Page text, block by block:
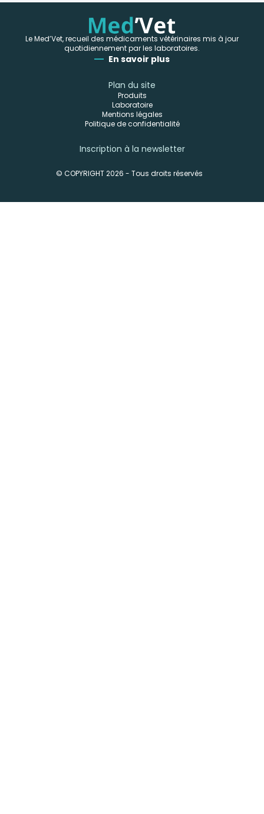
Le Med’Vet, recueil des médicaments vétérinaires mis à jour
quotidiennement par les laboratoires.
En savoir plus
Plan du site
Produits
Laboratoire
Mentions légales
Politique de confidentialité
Inscription à la newsletter
© COPYRIGHT 2026 - Tous droits réservés